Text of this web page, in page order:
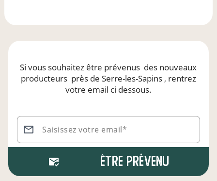
Si vous souhaitez être prévenus des nouveaux
producteurs près de Serre-les-Sapins, rentrez
votre email ci dessous.
Saisissez votre email*
Être prévenu